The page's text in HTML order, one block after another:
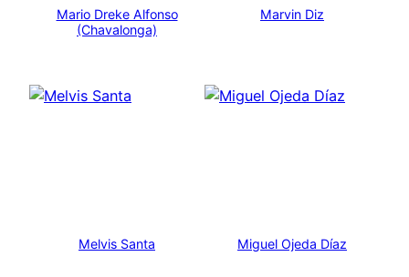
Mario Dreke Alfonso
(Chavalonga)
Marvin Diz
Melvis Santa Miguel Ojeda Díaz